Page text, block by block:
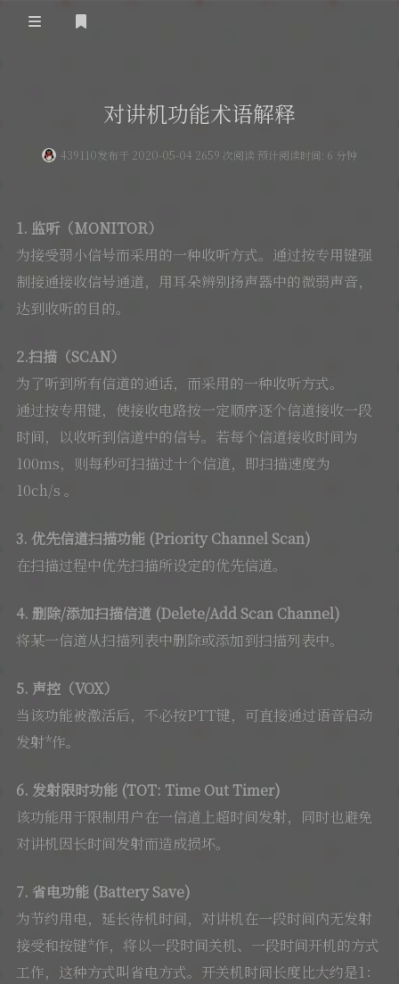
内部信息
黄河使命
黄河新闻
无线新闻
活动竞赛
行业新闻
BA4II
图文教程
HAM技巧
软件
器材专区
车载类别
编号申请
编号查询
对讲机功能术语解释
439110发布于 2020-05-04 2659 次阅读 预计阅读时间: 6 分钟
1. 监听（MONITOR）
为接受弱小信号而采用的一种收听方式。通过按专用键强
制接通接收信号通道，用耳朵辨别扬声器中的微弱声音，
达到收听的目的。
2.扫描（SCAN）
为了听到所有信道的通话，而采用的一种收听方式。
通过按专用键，使接收电路按一定顺序逐个信道接收一段
时间，以收听到信道中的信号。若每个信道接收时间为
100ms，则每秒可扫描过十个信道，即扫描速度为
10ch/s 。
3. 优先信道扫描功能 (Priority Channel Scan)
在扫描过程中优先扫描所设定的优先信道。
4. 删除/添加扫描信道 (Delete/Add Scan Channel)
将某一信道从扫描列表中删除或添加到扫描列表中。
5. 声控（VOX）
当该功能被激活后，不必按PTT键，可直接通过语音启动
发射*作。
6. 发射限时功能 (TOT: Time Out Timer)
该功能用于限制用户在一信道上超时间发射，同时也避免
对讲机因长时间发射而造成损坏。
7. 省电功能 (Battery Save)
为节约用电，延长待机时间，对讲机在一段时间内无发射
接受和按键*作，将以一段时间关机、一段时间开机的方式
工作，这种方式叫省电方式。开关机时间长度比大约是1：